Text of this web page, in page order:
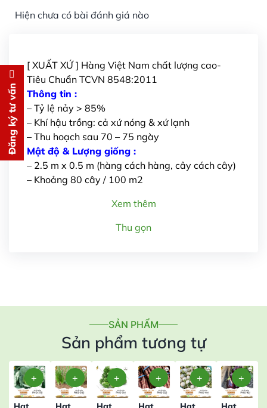
Hiện chưa có bài đánh giá nào
[ XUẤT XỨ ] Hàng Việt Nam chất lượng cao-
Tiêu Chuẩn TCVN 8548:2011
Thông tin :
– Tỷ lệ nảy > 85%
– Khí hậu trồng: cả xứ nóng & xứ lạnh
– Thu hoạch sau 70 – 75 ngày
Mật độ & Lượng giống :
– 2.5 m x 0.5 m (hàng cách hàng, cây cách cây)
– Khoảng 80 cây / 100 m2
Xem thêm
Thu gọn
SẢN PHẨM
Sản phẩm tương tự
Đăng ký tư vấn Đăng ký tư vấn
Chúng tôi sẽ gọi lại tư vấn
PHÍ
cho bạn ngay lập tức